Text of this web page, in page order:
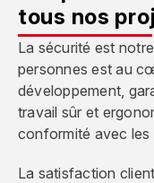
tous nos
La sécurité est
personnes est au
développement,
travail sûr et
conformité avec les
La satisfaction